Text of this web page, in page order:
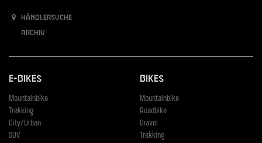
Händlersuche
Archiv
E-Bikes
Mountainbike
Trekking
City/Urban
SUV
Bikes
Mountainbike
Roadbike
Gravel
Trekking